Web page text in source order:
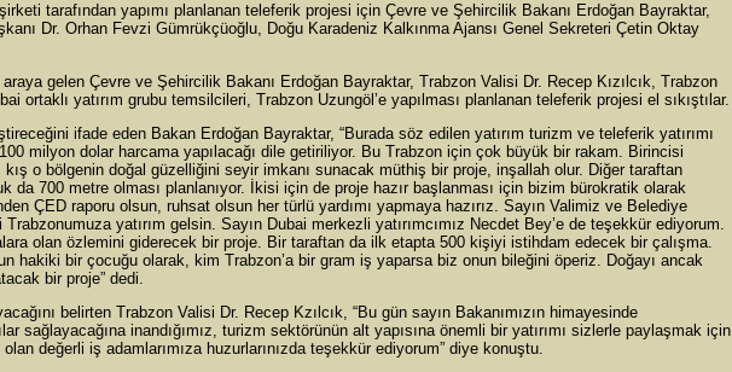
tarafından yapımı planlanan teleferik projesi için Çevre ve Şehircilik Bakanı Erdoğan Bayraktar,
Dr. Orhan Fevzi Gümrükçüoğlu, Doğu Karadeniz Kalkınma Ajansı Genel Sekreteri Çetin Oktay
gelen Çevre ve Şehircilik Bakanı Erdoğan Bayraktar, Trabzon Valisi Dr. Recep Kızılcık, Trabzon
ortaklı yatırım grubu temsilcileri, Trabzon Uzungöl’e yapılması planlanan teleferik projesi el sıkıştılar.
ifade eden Bakan Erdoğan Bayraktar, “Burada söz edilen yatırım turizm ve teleferik yatırımı
milyon dolar harcama yapılacağı dile getiriliyor. Bu Trabzon için çok büyük bir rakam. Birincisi
o bölgenin doğal güzelliğini seyir imkanı sunacak müthiş bir proje, inşallah olur. Diğer taraftan
700 metre olması planlanıyor. İkisi için de proje hazır başlanması için bizim bürokratik olarak
ÇED raporu olsun, ruhsat olsun her türlü yardımı yapmaya hazırız. Sayın Valimiz ve Belediye
yatırım gelsin. Sayın Dubai merkezli yatırımcımız Necdet Bey’e de teşekkür ediyorum.
olan özlemini giderecek bir proje. Bir taraftan da ilk etapta 500 kişiyi istihdam edecek bir çalışma.
hakiki bir çocuğu olarak, kim Trabzon’a bir gram iş yaparsa biz onun bileğini öperiz. Doğayı ancak
bir proje” dedi.
belirten Trabzon Valisi Dr. Recep Kzılcık, “Bu gün sayın Bakanımızın himayesinde
sağlayacağına inandığımız, turizm sektörünün alt yapısına önemli bir yatırımı sizlerle paylaşmak için
değerli iş adamlarımıza huzurlarınızda teşekkür ediyorum” diye konuştu.